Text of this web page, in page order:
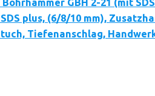
Bohrhammer GBH 2-21 (mit
plus, (6/8/10 mm),
Tiefenanschlag,